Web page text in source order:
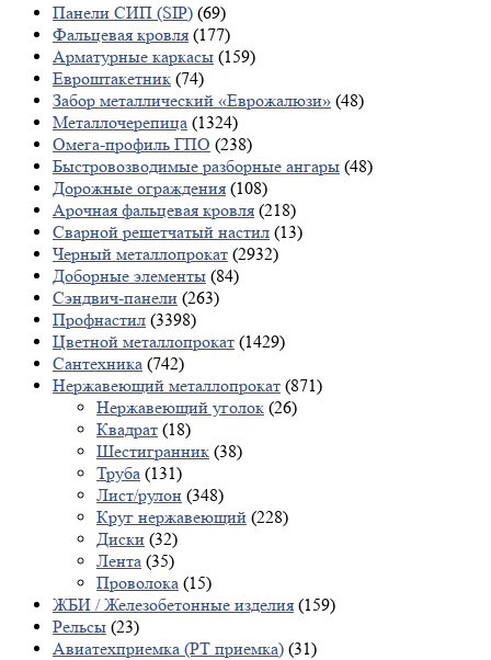
Панели СИП (SIP) (69)
Фальцевая кровля (177)
Арматурные каркасы (159)
Евроштакетник (74)
Забор металлический «Еврожалюзи» (48)
Металлочерепица (1324)
Омега-профиль ГПО (238)
Быстровозводимые разборные ангары (48)
Дорожные ограждения (108)
Арочная фальцевая кровля (218)
Сварной решетчатый настил (13)
Черный металлопрокат (2932)
Доборные элементы (84)
Сэндвич-панели (263)
Профнастил (3398)
Цветной металлопрокат (1429)
Сантехника (742)
Нержавеющий металлопрокат (871)
Нержавеющий уголок (26)
Квадрат (18)
Шестигранник (38)
Труба (131)
Лист/рулон (348)
Круг нержавеющий (228)
Диски (32)
Лента (35)
Проволока (15)
ЖБИ / Железобетонные изделия (159)
Рельсы (23)
Авиатехприемка (РТ приемка) (31)